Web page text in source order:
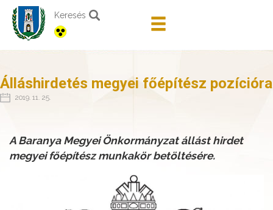
Keresés
Álláshirdetés megyei főépítész pozícióra
2019. 11. 25.
A Baranya Megyei Önkormányzat állást hirdet
megyei főépítész munkakör betöltésére.